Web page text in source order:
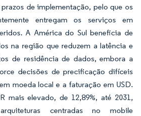
de implementação, pelo que os
entregam os serviços em
A América do Sul beneficia de
na região que reduzem a latência e
de residência de dados, embora a
decisões de precificação difíceis
moeda local e a faturação em USD.
mais elevado, de 12,89%, até 2031,
centradas no mobile